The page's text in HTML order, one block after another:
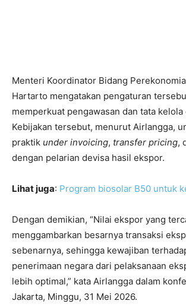
Menteri Koordinator Bidang
Hartarto mengatakan pengaturan
memperkuat pengawasan dan tata kelola
Kebijakan tersebut, menurut Airlangga,
praktik under invoicing, transfer pricing,
dengan pelarian devisa hasil ekspor.
Lihat juga: Program biosolar B50 untuk
Dengan demikian, “Nilai ekspor yang
menggambarkan besarnya transaksi
sebenarnya, sehingga kewajiban
penerimaan negara dari pelaksanaan
lebih optimal,” kata Airlangga dalam
Jakarta, Minggu, 31 Mei 2026.